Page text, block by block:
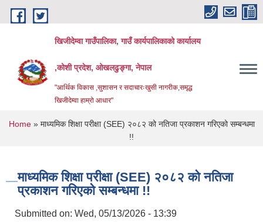
Skip to main content
खिजीदेम्वा गाउँपालिका, गाउँ कार्यपालिकाको कार्यालय
,कोशी प्रदेश, ओखलढुङ्गा, नेपाल
"आर्थिक विकास ,सुशासन र सदाचारःखुसी नागरीक,समृद्ध
खिजीदेम्वा हाम्रो आधार"
You are here
Home» माध्यमिक शिक्षा परीक्षा (SEE) २०८२ को नतिजा प्रकाशन गरिएको सम्बन्धमा
!!
माध्यमिक शिक्षा परीक्षा (SEE) २०८२ को नतिजा
प्रकाशन गरिएको सम्बन्धमा !!
Submitted on: Wed, 05/13/2026 - 13:39